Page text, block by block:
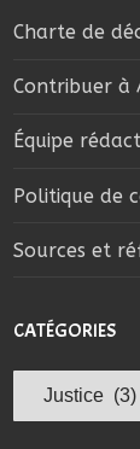
Charte de
Contribuer à
Équipe
Politique de
Sources et
CATÉGORIES
Catégories